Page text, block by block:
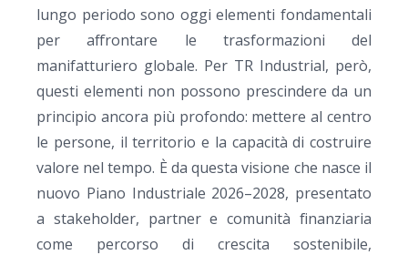
lungo periodo sono oggi elementi fondamentali
per affrontare le trasformazioni del
manifatturiero globale. Per TR Industrial, però,
questi elementi non possono prescindere da un
principio ancora più profondo: mettere al centro
le persone, il territorio e la capacità di costruire
valore nel tempo. È da questa visione che nasce il
nuovo Piano Industriale 2026–2028, presentato
a stakeholder, partner e comunità finanziaria
come percorso di crescita sostenibile,